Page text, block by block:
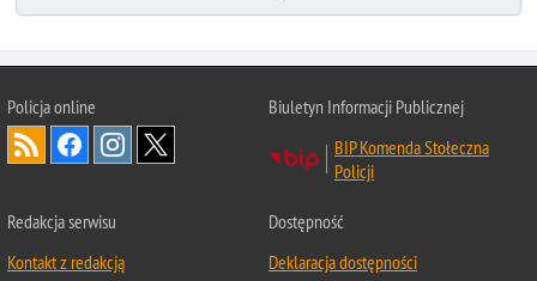
Policja online
Biuletyn Informacji Publicznej
BIP Komenda Stołeczna
Policji
Redakcja serwisu
Kontakt z redakcją
Dostępność
Deklaracja dostępności